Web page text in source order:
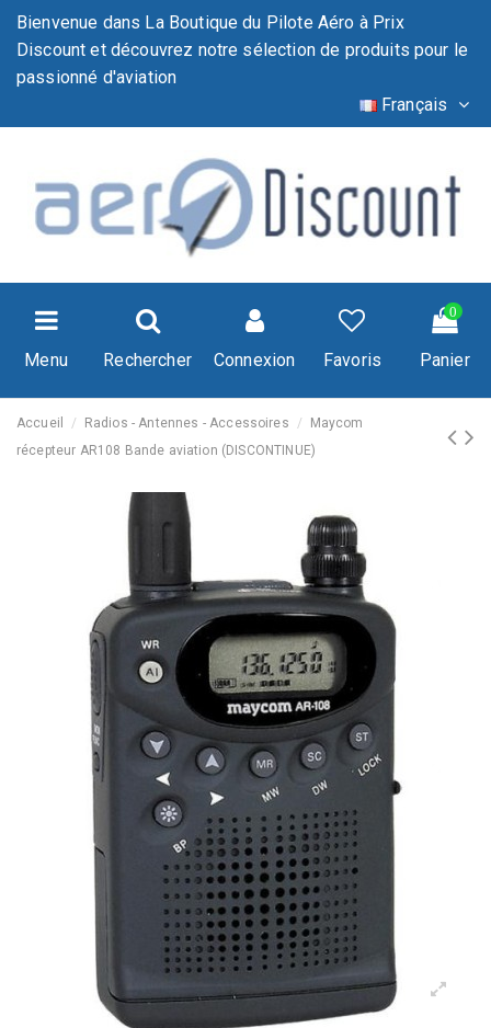
Bienvenue dans La Boutique du Pilote Aéro à Prix
Discount et découvrez notre sélection de produits pour le
passionné d'aviation
Français
Menu Rechercher Connexion Favoris
0
Panier
Accueil Radios - Antennes - Accessoires
Maycom
récepteur AR108 Bande aviation (DISCONTINUE)